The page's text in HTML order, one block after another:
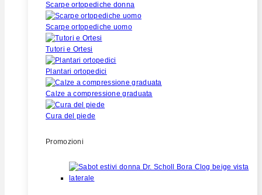
Scarpe ortopediche donna
Scarpe ortopediche uomo
Tutori e Ortesi
Plantari ortopedici
Calze a compressione graduata
Cura del piede
Promozioni